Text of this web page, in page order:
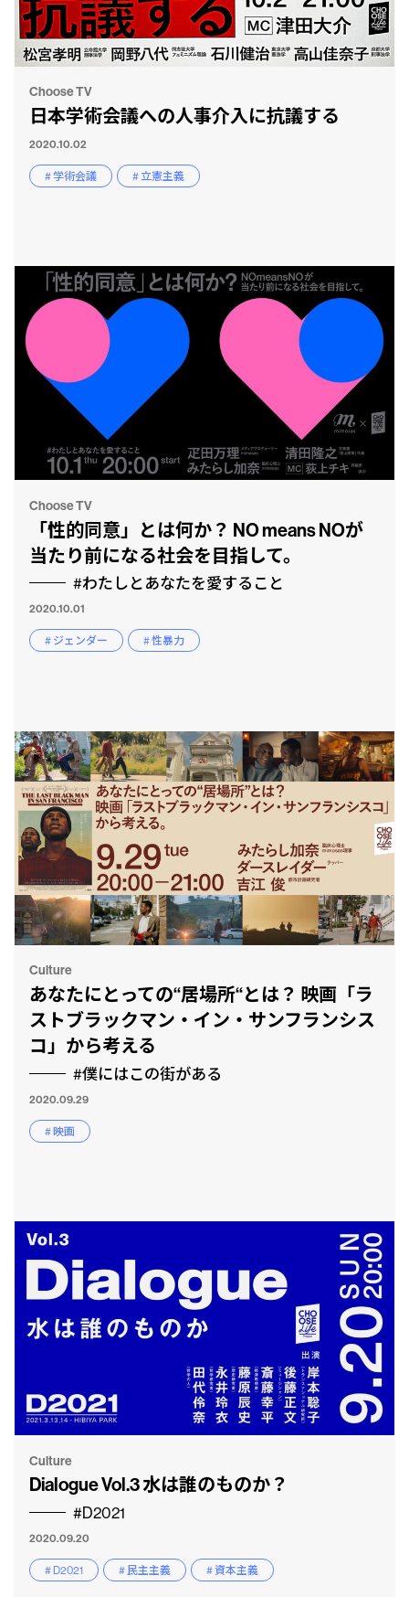
Choose TV
日本学術会議への人事介入に抗議する
2020.10.02
# 学術会議 # 立憲主義
Choose TV
「性的同意」とは何か？ NO means NOが
当たり前になる社会を目指して。
#わたしとあなたを愛すること
2020.10.01
# ジェンダー # 性暴力
Culture
あなたにとっての“居場所“とは？ 映画「ラ
ストブラックマン・イン・サンフランシス
コ」から考える
#僕にはこの街がある
2020.09.29
# 映画
Culture
Dialogue Vol.3 水は誰のものか？
#D2021
2020.09.20
# D2021 # 民主主義 # 資本主義